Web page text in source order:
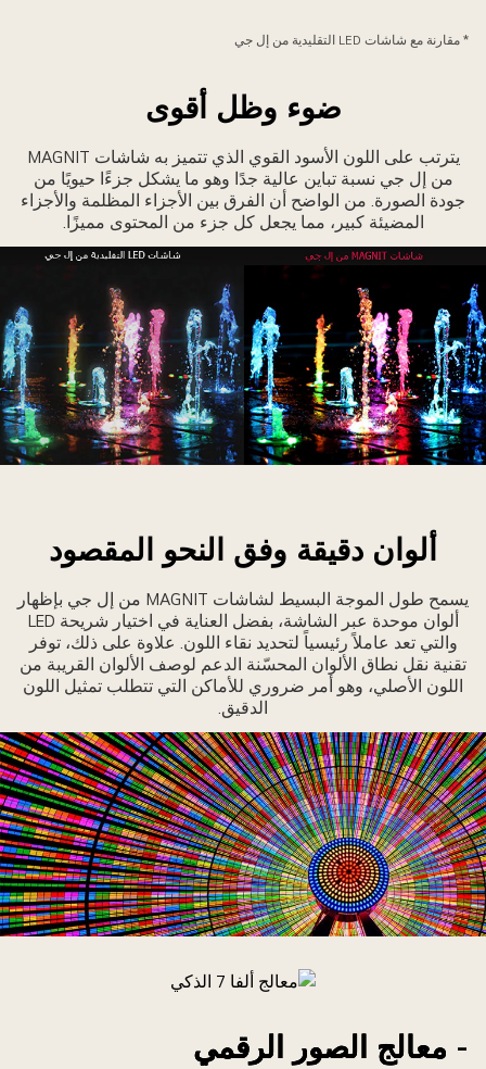
اللون
الأسود
* مقارنة مع شاشات LED التقليدية من إل جي
ضوء وظل أقوى
يترتب على اللون الأسود القوي الذي تتميز به شاشات MAGNIT
من إل جي نسبة تباين عالية جدًا وهو ما يشكل جزءًا حيويًا من
جودة الصورة. من الواضح أن الفرق بين الأجزاء المظلمة والأجزاء
المضيئة كبير، مما يجعل كل جزء من المحتوى مميزًا.
الاختلاف
شاشات
LED
التقليدية
وشاشات
MAGNIT
فيما
يتعلق
بنسبة
التباين
ألوان دقيقة وفق النحو المقصود
يسمح طول الموجة البسيط لشاشات MAGNIT من إل جي بإظهار
ألوان موحدة عبر الشاشة، بفضل العناية في اختيار شريحة LED
والتي تعد عاملاً رئيسياً لتحديد نقاء اللون. علاوة على ذلك، توفر
تقنية نقل نطاق الألوان المحسّنة الدعم لوصف الألوان القريبة من
اللون الأصلي، وهو أمر ضروري للأماكن التي تتطلب تمثيل اللون
الدقيق.
بالعديد- معالج الصور الرقمي